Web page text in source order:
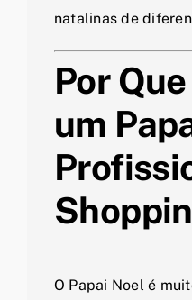
natalinas de
Por
um
O Papai Noel é